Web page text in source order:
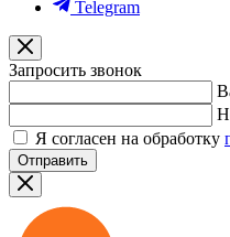
Telegram
Запросить звонок
Я согласен на обработку
Отправить